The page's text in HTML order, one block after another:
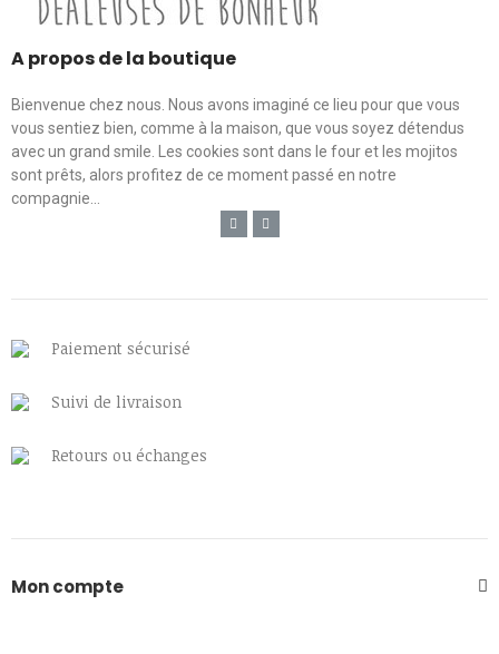
A propos de la boutique
Bienvenue chez nous. Nous avons imaginé ce lieu pour que vous
vous sentiez bien, comme à la maison, que vous soyez détendus
avec un grand smile. Les cookies sont dans le four et les mojitos
sont prêts, alors profitez de ce moment passé en notre
compagnie...
Paiement sécurisé
Suivi de livraison
Retours ou échanges
Mon compte